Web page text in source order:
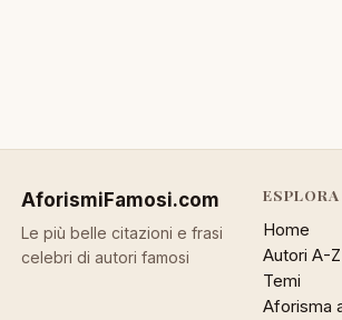
AforismiFamosi.com
Le più belle citazioni e frasi
celebri di autori famosi
ESPLORA
Home
Autori A-Z
Temi
Aforisma